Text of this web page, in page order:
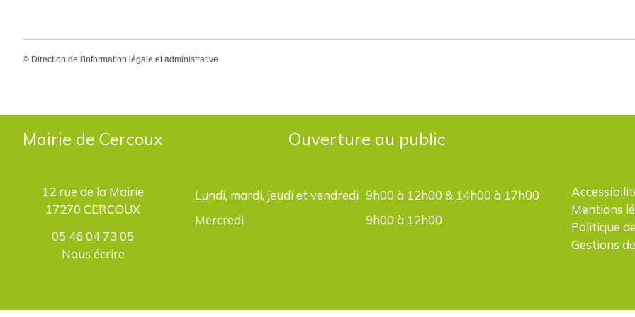
© Direction de l'information légale et administrative
Mairie de Cercoux
12 rue de la Mairie
17270 CERCOUX
05 46 04 73 05
Nous écrire
Ouverture au public
Lundi, mardi, jeudi et vendredi 9h00 à 12h00 & 14h00 à 17h00
Mercredi
9h00 à 12h00
Mentions
Politique
Gestions